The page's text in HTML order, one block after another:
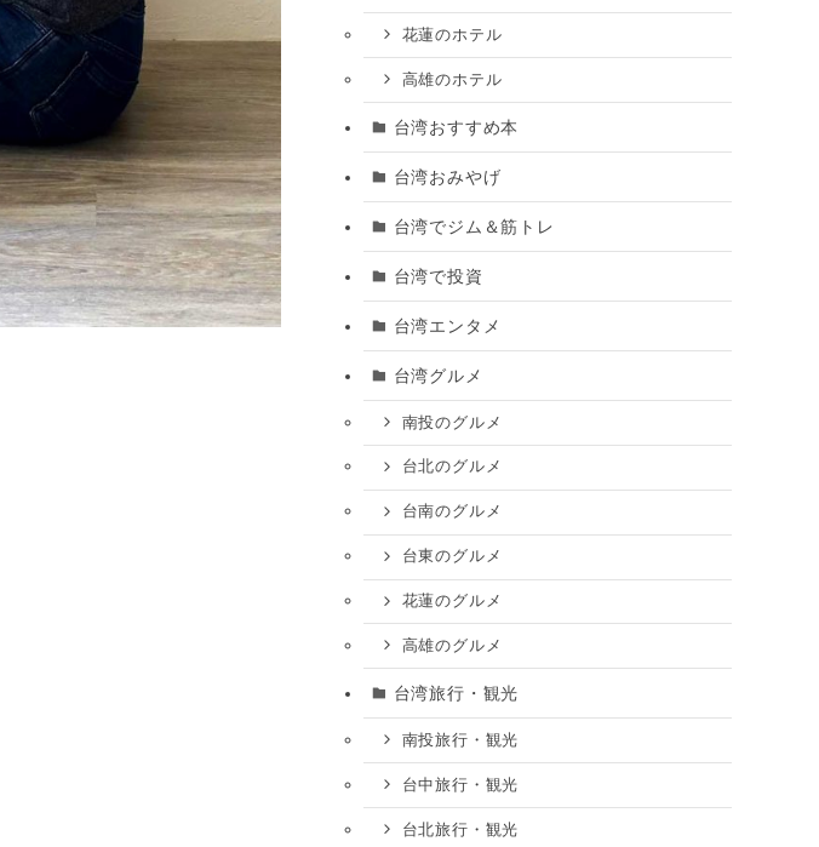
花蓮のホテル
高雄のホテル
台湾おすすめ本
台湾おみやげ
台湾でジム＆筋トレ
台湾で投資
台湾エンタメ
台湾グルメ
南投のグルメ
台北のグルメ
台南のグルメ
台東のグルメ
花蓮のグルメ
高雄のグルメ
台湾旅行・観光
南投旅行・観光
台中旅行・観光
台北旅行・観光